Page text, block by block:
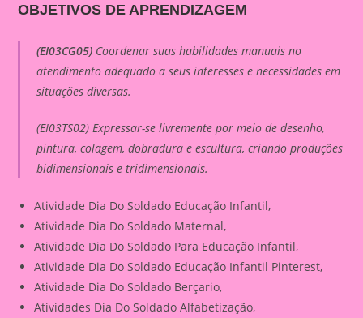
OBJETIVOS DE APRENDIZAGEM
(EI03CG05) Coordenar suas habilidades manuais no
atendimento adequado a seus interesses e necessidades em
situações diversas.
(EI03TS02) Expressar-se livremente por meio de desenho,
pintura, colagem, dobradura e escultura, criando produções
bidimensionais e tridimensionais.
Atividade Dia Do Soldado Educação Infantil,
Atividade Dia Do Soldado Maternal,
Atividade Dia Do Soldado Para Educação Infantil,
Atividade Dia Do Soldado Educação Infantil Pinterest,
Atividade Dia Do Soldado Berçario,
Atividades Dia Do Soldado Alfabetização,